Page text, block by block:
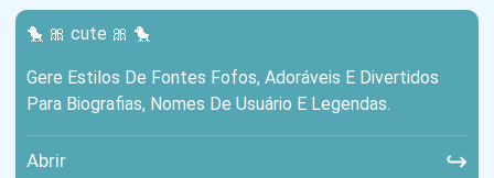
🐤 🎀 cute 🎀 🐤
Gere Estilos De Fontes Fofos, Adoráveis ​​e Divertidos
Para Biografias, Nomes De Usuário E Legendas.
Abrir ↪